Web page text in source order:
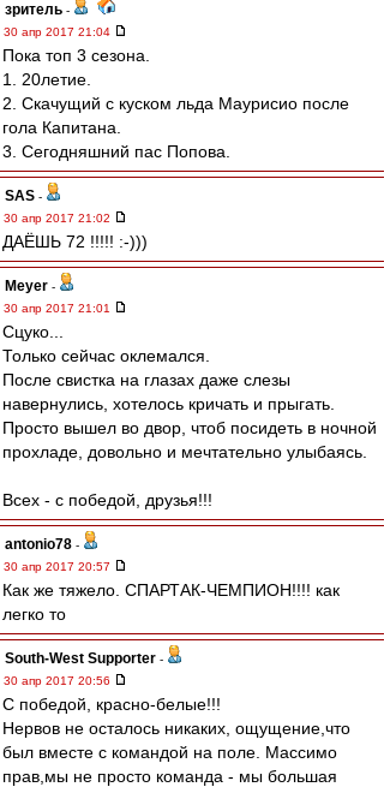
зpитель -
30 апр 2017 21:04
Пока топ 3 сезона.
1. 20летие.
2. Скачущий с куском льда Маурисио после
гола Капитана.
3. Сегодняшний пас Попова.
SAS -
30 апр 2017 21:02
ДАЁШЬ 72 !!!!! :-)))
Meyer -
30 апр 2017 21:01
Сцуко...
Только сейчас оклемался.
После свистка на глазах даже слезы
навернулись, хотелось кричать и прыгать.
Просто вышел во двор, чтоб посидеть в ночной
прохладе, довольно и мечтательно улыбаясь.
Всех - с победой, друзья!!!
antonio78 -
30 апр 2017 20:57
Как же тяжело. СПАРТАК-ЧЕМПИОН!!!! как
легко то
South-West Supporter -
30 апр 2017 20:56
С победой, красно-белые!!!
Нервов не осталось никаких, ощущение,что
был вместе с командой на поле. Массимо
прав,мы не просто команда - мы большая